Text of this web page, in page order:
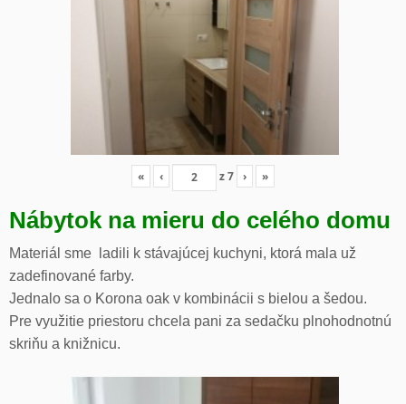
« ‹ z7 › »
Nábytok na mieru do celého domu
Materiál sme ladili k stávajúcej kuchyni, ktorá mala už
zadefinované farby.
Jednalo sa o Korona oak v kombinácii s bielou a šedou.
Pre využitie priestoru chcela pani za sedačku plnohodnotnú
skriňu a knižnicu.